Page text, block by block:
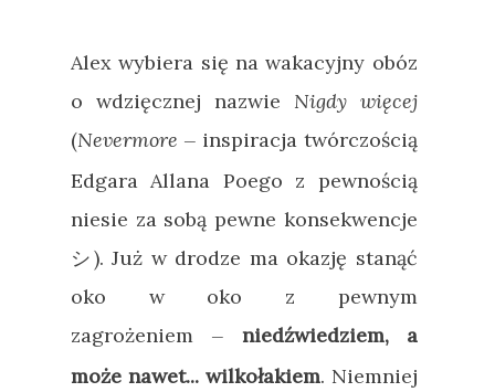
Alex wybiera się na wakacyjny obóz
o wdzięcznej nazwie Nigdy więcej
(Nevermore — inspiracja twórczością
Edgara Allana Poego z pewnością
niesie za sobą pewne konsekwencje
シ). Już w drodze ma okazję stanąć
oko w oko z pewnym
zagrożeniem
—
niedźwiedziem, a
może nawet... wilkołakiem. Niemniej